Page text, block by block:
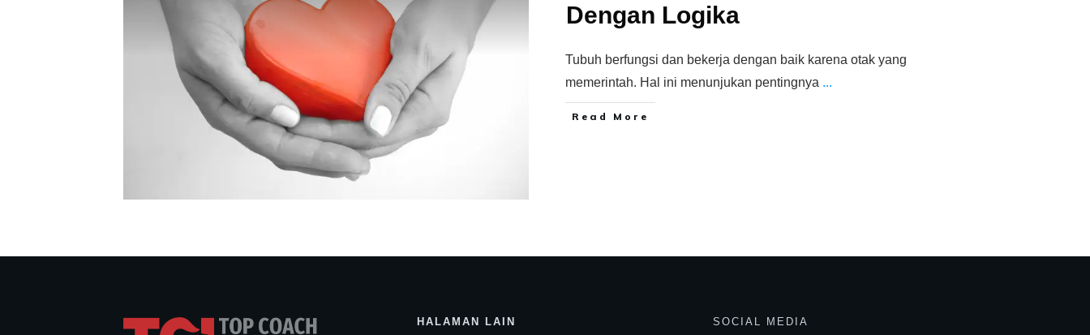
Dengan Logika
Tubuh berfungsi dan bekerja dengan baik karena otak yang
memerintah. Hal ini menunjukan pentingnya ...
Read More
HALAMAN LAIN SOCIAL MEDIA